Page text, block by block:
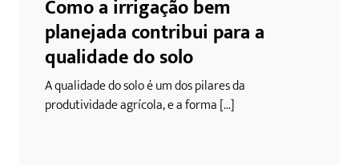
Como a irrigação bem
planejada contribui para a
qualidade do solo
A qualidade do solo é um dos pilares da
produtividade agrícola, e a forma [...]